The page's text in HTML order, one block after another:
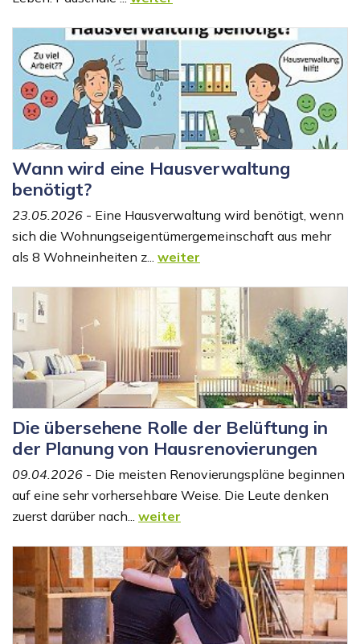
Wann wird eine Hausverwaltung
benötigt?
23.05.2026 - Eine Hausverwaltung wird benötigt, wenn
sich die Wohnungseigentümergemeinschaft aus mehr
als 8 Wohneinheiten z... weiter
Die übersehene Rolle der Belüftung in
der Planung von Hausrenovierungen
09.04.2026 - Die meisten Renovierungspläne beginnen
auf eine sehr vorhersehbare Weise. Die Leute denken
zuerst darüber nach... weiter